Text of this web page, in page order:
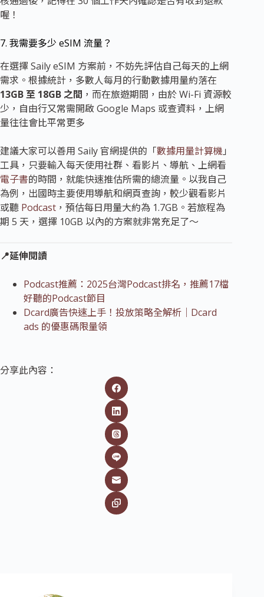
喔！
7. 我需要多少 eSIM 流量？
在選擇 Saily eSIM 方案前，不妨先評估自己每天的上網
需求。根據統計，多數人每月的行動數據用量約落在
13GB 至 18GB 之間 ，而在旅遊期間，由於 Wi-Fi 資源較
少，自由行又常需開啟 Google Maps 或查資料，上網
量往往會比平常更多
建議大家可以善用 Saily 官網提供的「數據用量計算機 」
工具，只要輸入每天使用社群、看影片、導航、上網看
電子書的時間，就能快速推估所需的總流量。以我自己
為例，出國時主要使用導航和網頁查詢，較少觀看影片
或聽 Podcast ，預估每日用量大約為 1.7GB。若旅程為
期 5 天，選擇 10GB 以內的方案就非常充足了～
📍延伸閱讀
Podcast推薦：2025台灣Podcast排名，推薦17檔
好聽的Podcast節目
Dcard廣告快速上手！投放策略全解析｜Dcard
ads 的優惠碼限量領
分享此內容：